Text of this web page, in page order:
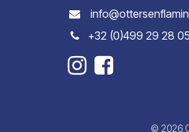
+32 (0)499 29 28 05
© 2026